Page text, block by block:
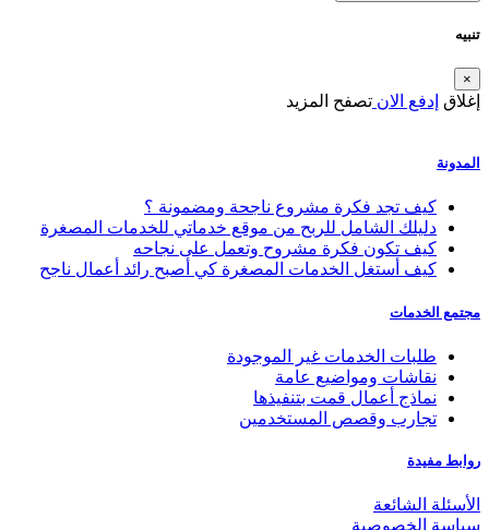
تنبيه
×
إغلاق إدفع الان تصفح المزيد
المدونة
كيف تجد فكرة مشروع ناجحة ومضمونة ؟
دليلك الشامل للربح من موقع خدماتي للخدمات المصغرة
كيف تكون فكرة مشروح وتعمل على نجاحه
كيف أستغل الخدمات المصغرة كي أصبح رائد أعمال ناجح
مجتمع الخدمات
طلبات الخدمات غير الموجودة
نقاشات ومواضيع عامة
نماذج أعمال قمت بتنفيذها
تجارب وقصص المستخدمين
روابط مفيدة
الأسئلة الشائعة
سياسة الخصوصية